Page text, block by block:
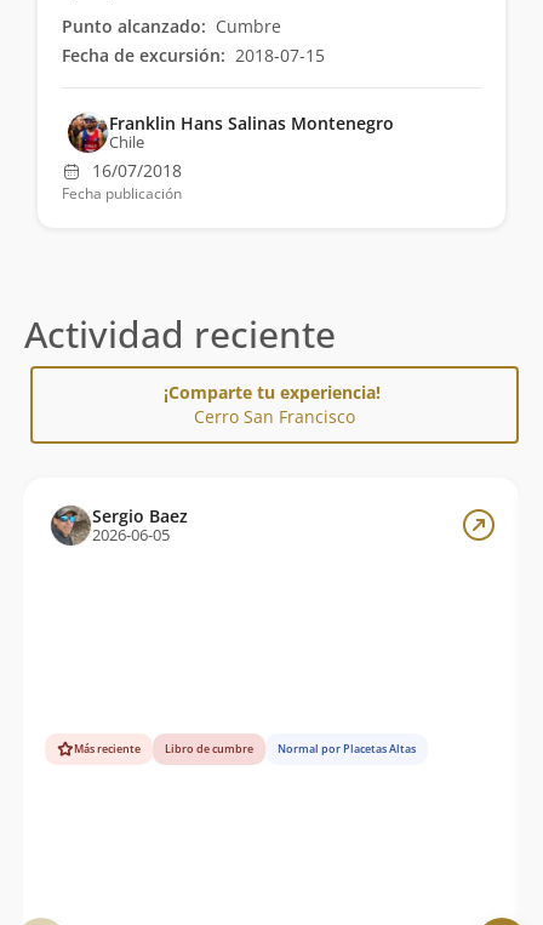
Punto alcanzado: Cumbre
Fecha de excursión: 2018-07-15
Franklin Hans Salinas Montenegro
Chile
16/07/2018
Fecha publicación
Actividad reciente
¡Comparte tu experiencia!
Cerro San Francisco
Sergio Baez
2026-06-05
Más reciente Libro de cumbre Normal por Placetas Altas